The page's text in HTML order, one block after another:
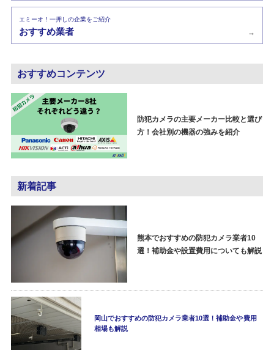
エミーオ！一押しの企業をご紹介
おすすめ業者 →
おすすめコンテンツ
防犯カメラの主要メーカー比較と選び
方！会社別の機器の強みを紹介
新着記事
熊本でおすすめの防犯カメラ業者10
選！補助金や設置費用についても解説
岡山でおすすめの防犯カメラ業者10選！補助金や費用
相場も解説